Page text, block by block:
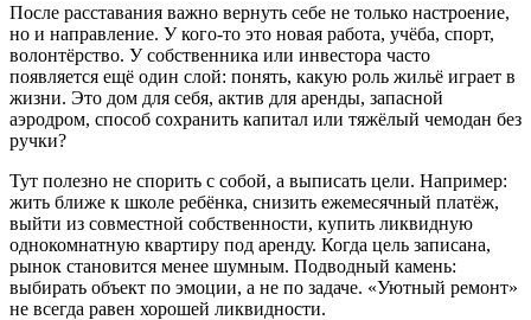
После расставания важно вернуть себе не только настроение,
но и направление. У кого-то это новая работа, учёба, спорт,
волонтёрство. У собственника или инвестора часто
появляется ещё один слой: понять, какую роль жильё играет в
жизни. Это дом для себя, актив для аренды, запасной
аэродром, способ сохранить капитал или тяжёлый чемодан без
ручки?
Тут полезно не спорить с собой, а выписать цели. Например:
жить ближе к школе ребёнка, снизить ежемесячный платёж,
выйти из совместной собственности, купить ликвидную
однокомнатную квартиру под аренду. Когда цель записана,
рынок становится менее шумным. Подводный камень:
выбирать объект по эмоции, а не по задаче. «Уютный ремонт»
не всегда равен хорошей ликвидности.